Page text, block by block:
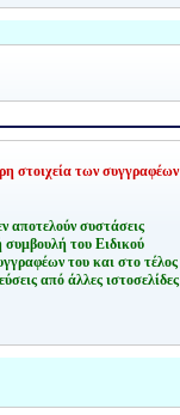
στοιχεία των συγγραφέων
αποτελούν συστάσεις
συμβουλή του Ειδικού
του και στο τέλος
από άλλες ιστοσελίδες